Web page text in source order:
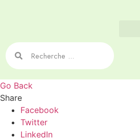
Go Back
Share
Facebook
Twitter
LinkedIn